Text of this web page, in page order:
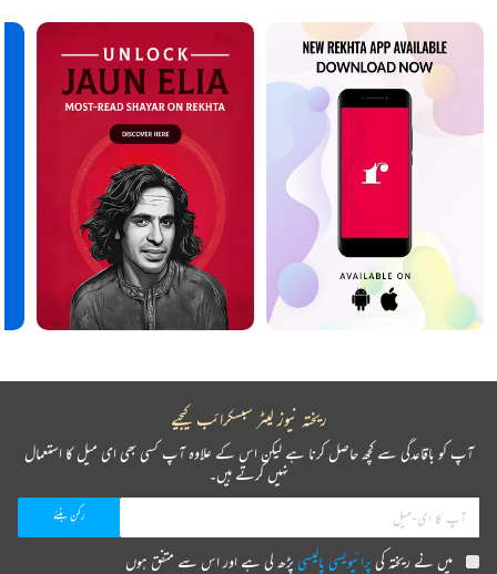
ریختہ نیوز لیٹر سبسکرائب کیجیے
آپ کو باقاعدگی سے کچھ حاصل کرنا ہے لیکن اس کے علاوہ آپ کسی بھی ای میل کا استعمال
نہیں کرتے ہیں۔
میں نے ریختہ کیپرائیویسی پالیسیپڑھ لی ہے اور اس سے متفق ہوں